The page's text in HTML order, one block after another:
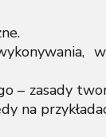
– zasady
na